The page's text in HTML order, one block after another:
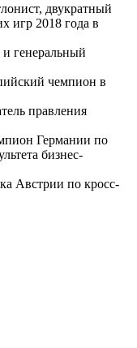
двукратный
игр 2018 года в
генеральный
чемпион в
правления
Германии по
бизнес-
Австрии по кросс-